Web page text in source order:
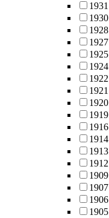
1931
1930
1928
1927
1925
1924
1922
1921
1920
1919
1916
1914
1913
1912
1909
1907
1906
1905